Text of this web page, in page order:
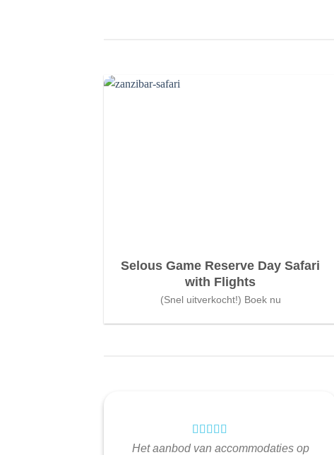
Selous Game Reserve Day Safari
with Flights
(Snel uitverkocht!) Boek nu
Het aanbod van accommodaties op